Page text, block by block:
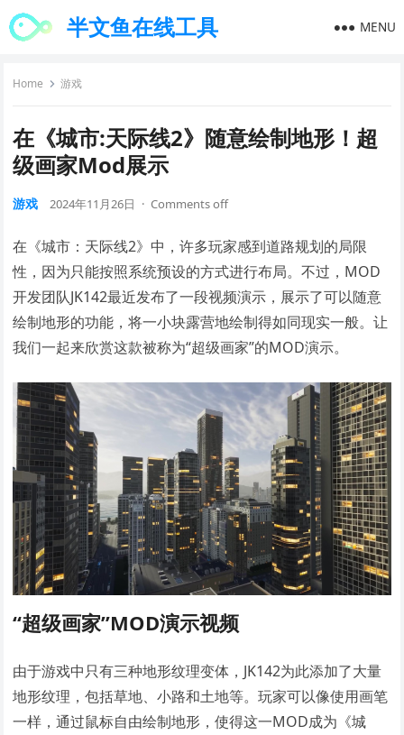
半文鱼在线工具 MENU
Home 游戏
在《城市:天际线2》随意绘制地形！超
级画家Mod展示
游戏 2024年11月26日 · Comments off
在《城市：天际线2》中，许多玩家感到道路规划的局限
性，因为只能按照系统预设的方式进行布局。不过，MOD
开发团队JK142最近发布了一段视频演示，展示了可以随意
绘制地形的功能，将一小块露营地绘制得如同现实一般。让
我们一起来欣赏这款被称为“超级画家”的MOD演示。
“超级画家”MOD演示视频
由于游戏中只有三种地形纹理变体，JK142为此添加了大量
地形纹理，包括草地、小路和土地等。玩家可以像使用画笔
一样，通过鼠标自由绘制地形，使得这一MOD成为《城